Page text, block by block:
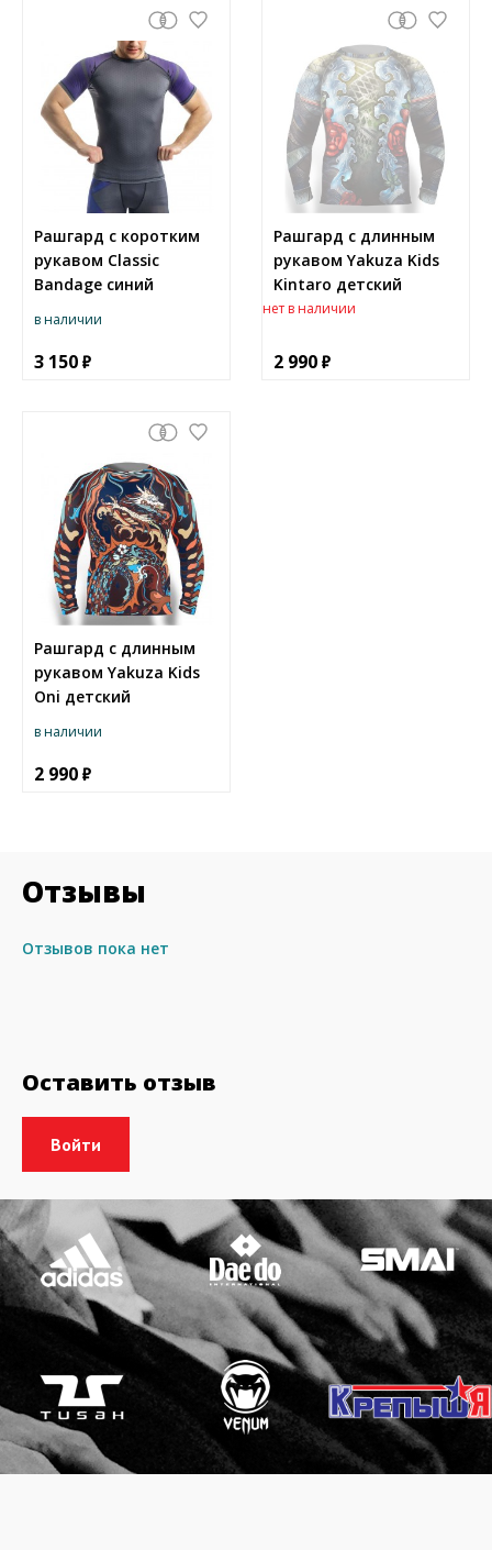
Рашгард с коротким
рукавом Classic
Bandage синий
в наличии
3 150
Рашгард с длинным
рукавом Yakuza Kids
Kintaro детский
нет в наличии
2 990
Рашгард с длинным
рукавом Yakuza Kids
Oni детский
в наличии
2 990
Отзывы
Отзывов пока нет
Оставить отзыв